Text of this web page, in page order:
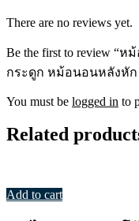
There are no reviews yet.
Be the first to review
กระดูก หม้อนอนหลังหัก
You must be logged in to
Related
Add to cart